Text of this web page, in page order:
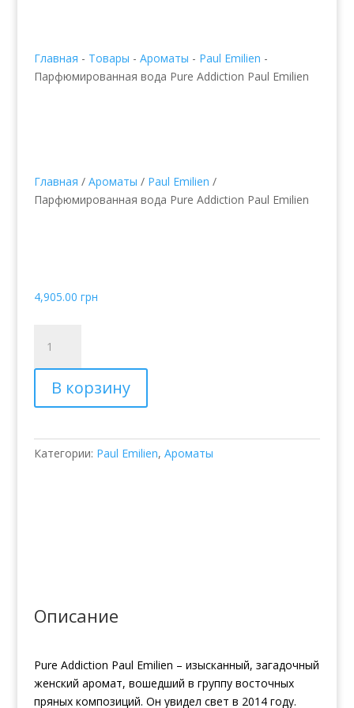
Главная - Товары - Ароматы - Paul Emilien -
Парфюмированная вода Pure Addiction Paul Emilien
Главная / Ароматы / Paul Emilien /
Парфюмированная вода Pure Addiction Paul Emilien
4,905.00 грн
товара
Парфюмированная
вода
Pure
Paul
Emilien
В корзину
Категории: Paul Emilien, Ароматы
Описание
Pure Addiction Paul Emilien – изысканный, загадочный
женский аромат, вошедший в группу восточных
пряных композиций. Он увидел свет в 2014 году.